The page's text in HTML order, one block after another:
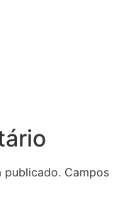
publicado. Campos